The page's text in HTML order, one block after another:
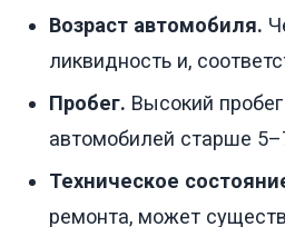
Возраст автомобиля.
ликвидность и,
Пробег. Высокий
автомобилей старше
Техническое
ремонта, может